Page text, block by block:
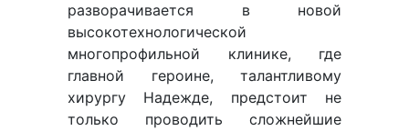
разворачивается в новой
высокотехнологической
многопрофильной клинике, где
главной героине, талантливому
хирургу Надежде, предстоит не
только проводить сложнейшие